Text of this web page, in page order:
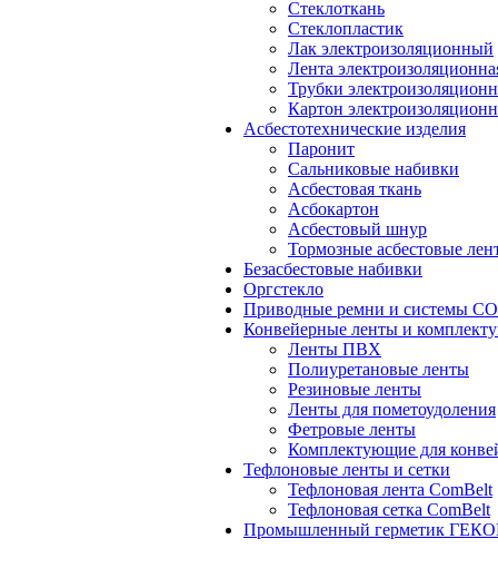
Стеклоткань
Стеклопластик
Лак электроизоляционный
Лента
Трубки
Картон
Асбестотехнические изделия
Паронит
Сальниковые набивки
Асбестовая ткань
Асбокартон
Асбестовый шнур
Тормозные асбестовые
Безасбестовые набивки
Оргстекло
Приводные ремни и системы
Конвейерные ленты и
Ленты ПВХ
Полиуретановые ленты
Резиновые ленты
Ленты для пометоудоления
Фетровые ленты
Комплектующие для
Тефлоновые ленты и сетки
Тефлоновая лента ComBelt
Тефлоновая сетка ComBelt
Промышленный герметик